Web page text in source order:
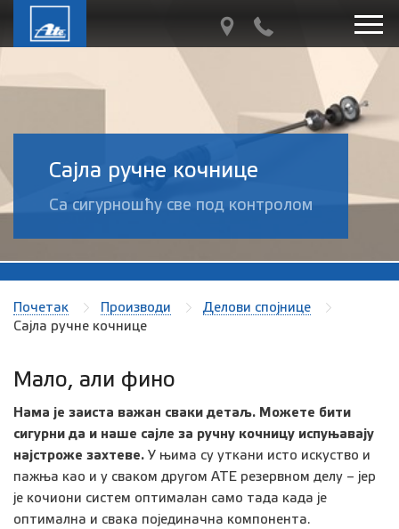
Сајла ручне кочнице
Са сигурношћу све под контролом
Почетак Производи
Делови спојнице
Сајла ручне кочнице
Мало, али фино
Нама је заиста важан сваки детаљ. Можете бити
сигурни да и наше сајле за ручну кочницу испуњавају
најстроже захтеве. У њима су уткани исто искуство и
пажња као и у сваком другом АТЕ резервном делу – јер
је кочиони систем оптималан само тада када је
оптимална и свака појединачна компонента.